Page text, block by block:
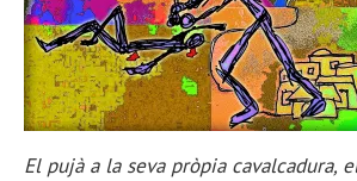
El pujà a la seva pròpia cavalcadura,